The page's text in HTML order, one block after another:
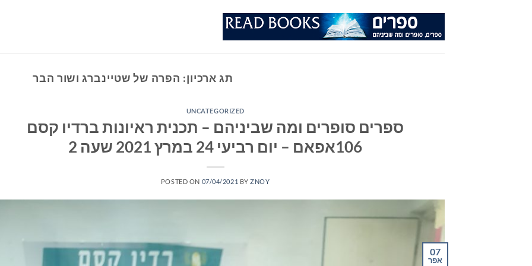
תג ארכיון: הפרה של שטיינברג ושור הבר
UNCATEGORIZED
ספרים סופרים ומה שביניהם – תכנית ראיונות ברדיו קסם
106אפאם – יום רביעי 24 במרץ 2021 שעה 2
POSTED ON 07/04/2021 BYZNOY
07
אפר